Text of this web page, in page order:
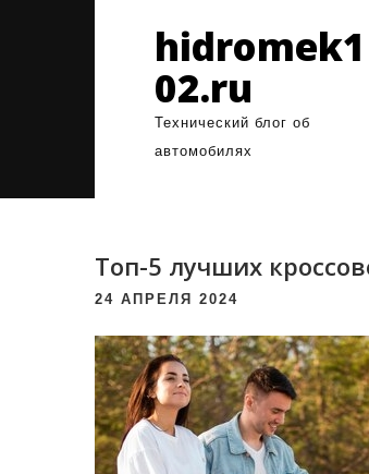
hidromek1
02.ru
Технический блог об
автомобилях
Топ-5 лучших
24 АПРЕЛЯ 2024